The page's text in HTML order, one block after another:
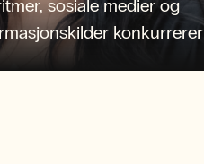
sosiale medier og
konkurrerer